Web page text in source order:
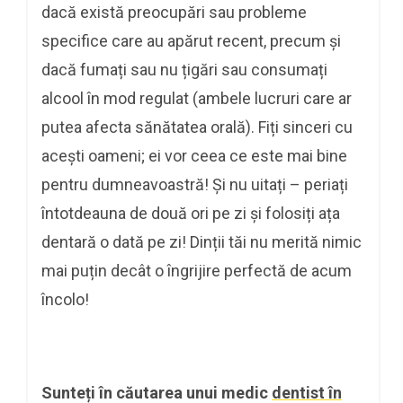
dacă există preocupări sau probleme
specifice care au apărut recent, precum și
dacă fumați sau nu țigări sau consumați
alcool în mod regulat (ambele lucruri care ar
putea afecta sănătatea orală). Fiți sinceri cu
acești oameni; ei vor ceea ce este mai bine
pentru dumneavoastră! Și nu uitați – periați
întotdeauna de două ori pe zi și folosiți ața
dentară o dată pe zi! Dinții tăi nu merită nimic
mai puțin decât o îngrijire perfectă de acum
încolo!
Sunteți în căutarea unui medic dentist în